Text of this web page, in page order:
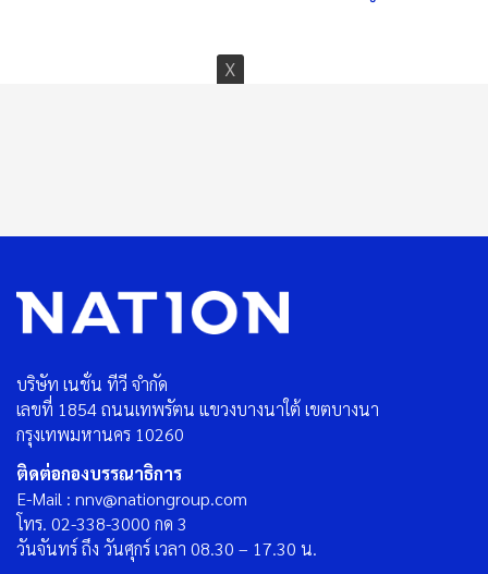
บริษัท เนชั่น ทีวี จำกัด
เลขที่ 1854 ถนนเทพรัตน แขวงบางนาใต้ เขตบางนา
กรุงเทพมหานคร 10260
ติดต่อกองบรรณาธิการ
E-Mail : nnv@nationgroup.com
โทร. 02-338-3000 กด 3
วันจันทร์ ถึง วันศุกร์ เวลา 08.30 – 17.30 น.